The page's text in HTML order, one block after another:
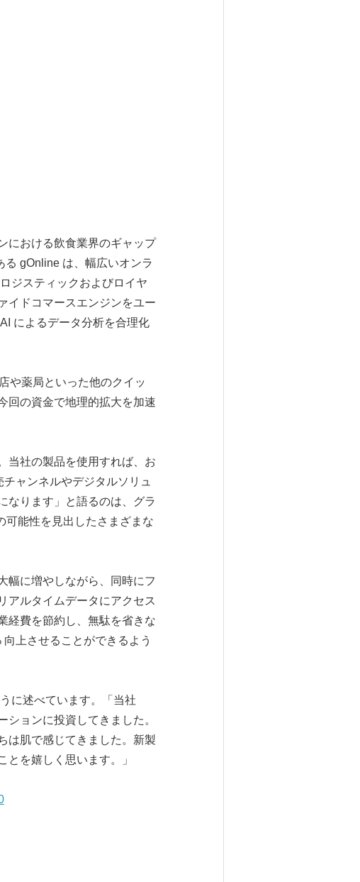
における飲食業界のギャップ
gOnline は、幅広いオンラ
ジスティックおよびロイヤ
イドコマースエンジンをユー
によるデータ分析を合理化
や薬局といった他のクイッ
回の資金で地理的拡大を加速
当社の製品を使用すれば、お
ャンネルやデジタルソリュ
なります」と語るのは、グラ
可能性を見出したさまざまな
幅に増やしながら、同時にフ
アルタイムデータにアクセス
経費を節約し、無駄を省きな
上させることができるよう
に述べています。「当社
ョンに投資してきました。
は肌で感じてきました。新製
を嬉しく思います。」